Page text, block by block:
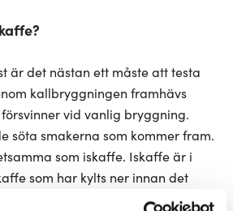
är det nästan ett måste att testa
kallbryggningen framhävs
vid vanlig bryggning.
söta smakerna som kommer fram.
som iskaffe. Iskaffe är i
som har kylts ner innan det